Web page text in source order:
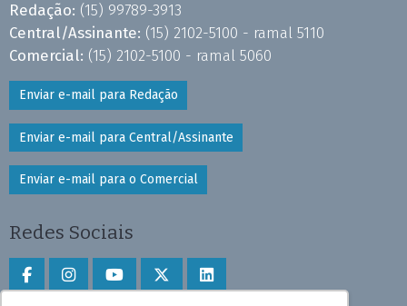
Redação: (15) 99789-3913
Central/Assinante: (15) 2102-5100 - ramal 5110
Comercial: (15) 2102-5100 - ramal 5060
Enviar e-mail para Redação
Enviar e-mail para Central/Assinante
Enviar e-mail para o Comercial
Redes Sociais